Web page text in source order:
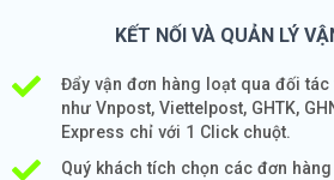
KẾT NỐI VÀ QUẢN LÝ
Đẩy vận đơn hàng loạt qua đối tác
như Vnpost, Viettelpost, GHTK,
Express chỉ với 1 Click chuột.
Quý khách tích chọn các đơn